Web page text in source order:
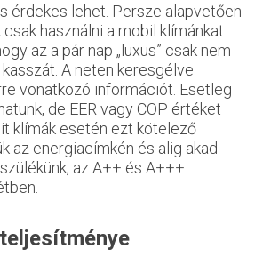
érdekes lehet. Persze alapvetően
használni a mobil klímánkat
az a pár nap „luxus” csak nem
A neten keresgélve
vonatkozó információt. Esetleg
de EER vagy COP értéket
klímák esetén ezt kötelező
az energiacímkén és alig akad
az A++ és A+++